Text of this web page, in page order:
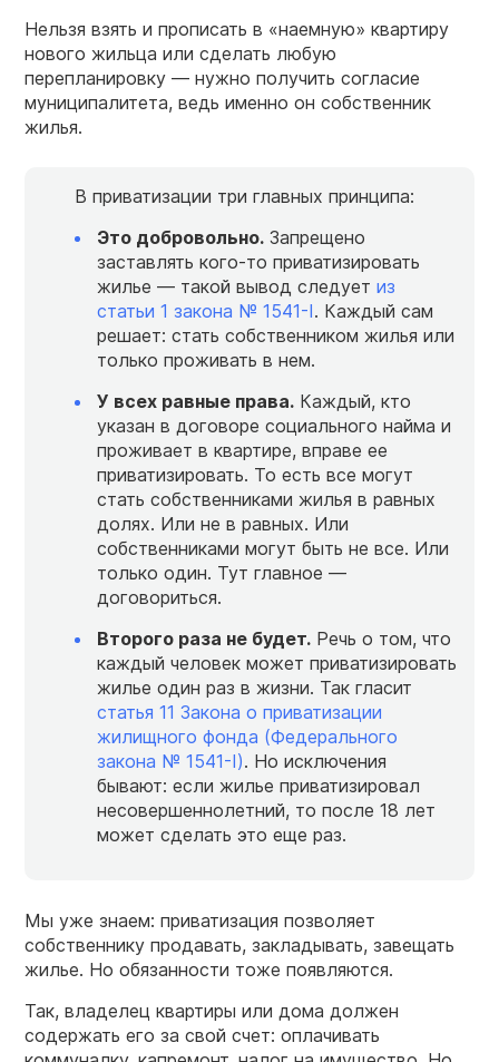
Нельзя взять и прописать в «наемную» квартиру
нового жильца или сделать любую
перепланировку — нужно получить согласие
муниципалитета, ведь именно он собственник
жилья.
В приватизации три главных принципа:
Это добровольно. Запрещено
заставлять кого-то приватизировать
жилье — такой вывод следует из
статьи 1 закона № 1541-I. Каждый сам
решает: стать собственником жилья или
только проживать в нем.
У всех равные права. Каждый, кто
указан в договоре социального найма и
проживает в квартире, вправе ее
приватизировать. То есть все могут
стать собственниками жилья в равных
долях. Или не в равных. Или
собственниками могут быть не все. Или
только один. Тут главное —
договориться.
Второго раза не будет. Речь о том, что
каждый человек может приватизировать
жилье один раз в жизни. Так гласит
статья 11 Закона о приватизации
жилищного фонда (Федерального
закона № 1541-I). Но исключения
бывают: если жилье приватизировал
несовершеннолетний, то после 18 лет
может сделать это еще раз.
Мы уже знаем: приватизация позволяет
собственнику продавать, закладывать, завещать
жилье. Но обязанности тоже появляются.
Так, владелец квартиры или дома должен
содержать его за свой счет: оплачивать